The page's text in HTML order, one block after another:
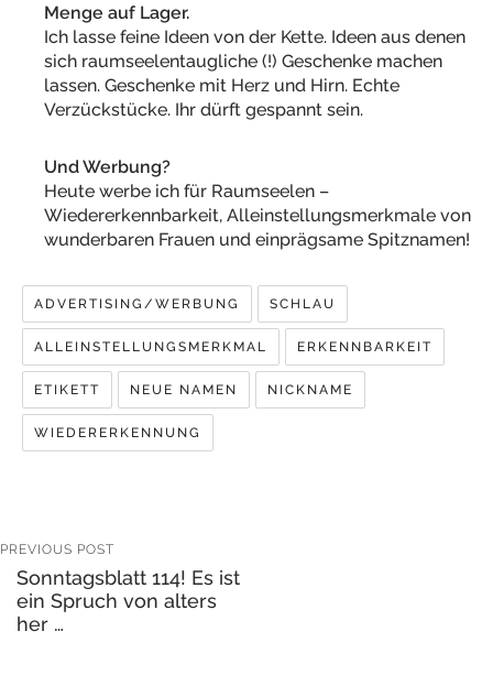
Menge auf Lager.
Ich lasse feine Ideen von der Kette. Ideen aus denen
sich raumseelentaugliche (!) Geschenke machen
lassen. Geschenke mit Herz und Hirn. Echte
Verzückstücke. Ihr dürft gespannt sein.
Und Werbung?
Heute werbe ich für Raumseelen –
Wiedererkennbarkeit, Alleinstellungsmerkmale von
wunderbaren Frauen und einprägsame Spitznamen!
ADVERTISING/WERBUNG SCHLAU
ALLEINSTELLUNGSMERKMAL ERKENNBARKEIT
ETIKETT NEUE NAMEN NICKNAME
WIEDERERKENNUNG
PREVIOUS POST
Sonntagsblatt 114! Es ist
ein Spruch von alters
her …